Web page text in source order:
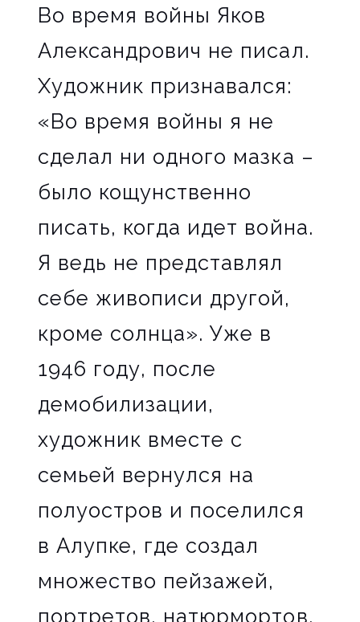
Во время войны Яков
Александрович не писал.
Художник признавался:
«Во время войны я не
сделал ни одного мазка –
было кощунственно
писать, когда идет война.
Я ведь не представлял
себе живописи другой,
кроме солнца». Уже в
1946 году, после
демобилизации,
художник вместе с
семьей вернулся на
полуостров и поселился
в Алупке, где создал
множество пейзажей,
портретов, натюрмортов.